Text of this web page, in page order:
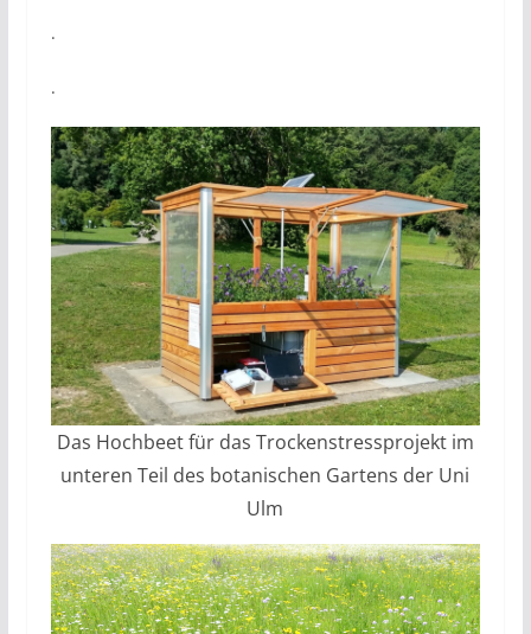
.
.
Das Hochbeet für das Trockenstressprojekt im
unteren Teil des botanischen Gartens der Uni
Ulm